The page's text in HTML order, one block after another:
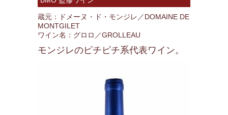
蔵元：ドメーヌ・ド・モンジレ／DOMAINE DE
MONTGILET
ワイン名：グロロ／GROLLEAU
モンジレのピチピチ系代表ワイン。